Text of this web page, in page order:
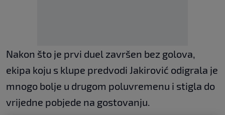
Nakon što je prvi duel završen bez golova,
ekipa koju s klupe predvodi Jakirović odigrala je
mnogo bolje u drugom poluvremenu i stigla do
vrijedne pobjede na gostovanju.